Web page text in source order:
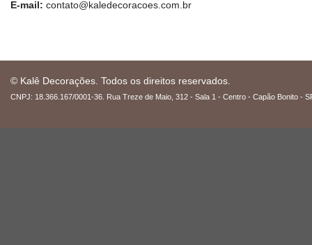
E-mail: contato@kaledecoracoes.com.br
© Kalê Decorações. Todos os direitos reservados.
CNPJ: 18.366.167/0001-36. Rua Treze de Maio, 312 - Sala 1 - Centro - Capão Bonito -